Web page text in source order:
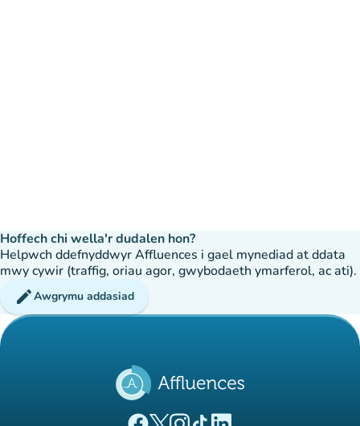
Hoffech chi wella'r dudalen hon?
Helpwch ddefnyddwyr Affluences i gael mynediad at ddata
mwy cywir (traffig, oriau agor, gwybodaeth ymarferol, ac ati).
editAwgrymu addasiad
(tab newydd)
(tab newydd)
(tab newydd)
(tab newydd)